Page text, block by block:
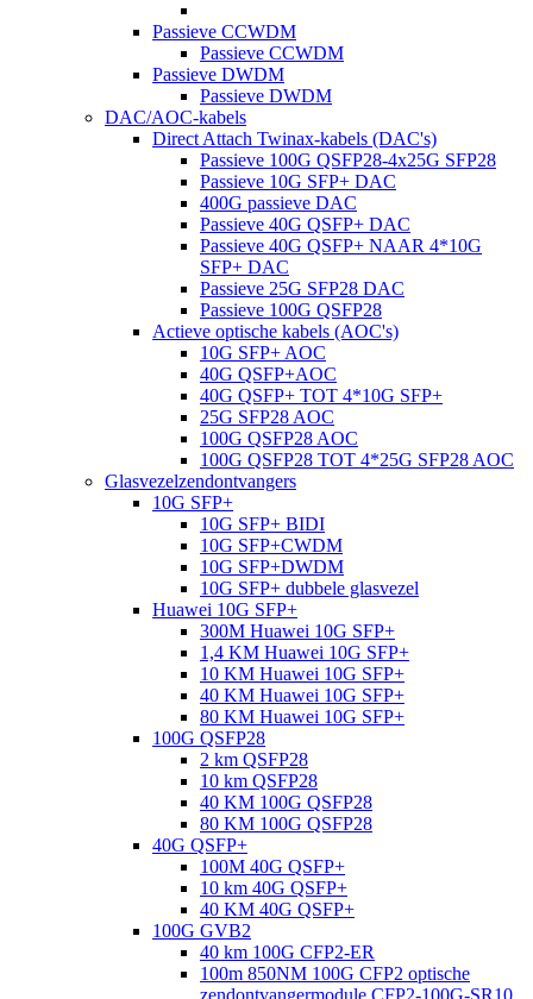
Passieve CCWDM
Passieve CCWDM
Passieve DWDM
Passieve DWDM
DAC/AOC-kabels
Direct Attach Twinax-kabels (DAC's)
Passieve 100G QSFP28-4x25G SFP28
Passieve 10G SFP+ DAC
400G passieve DAC
Passieve 40G QSFP+ DAC
Passieve 40G QSFP+ NAAR 4*10G
SFP+ DAC
Passieve 25G SFP28 DAC
Passieve 100G QSFP28
Actieve optische kabels (AOC's)
10G SFP+ AOC
40G QSFP+AOC
40G QSFP+ TOT 4*10G SFP+
25G SFP28 AOC
100G QSFP28 AOC
100G QSFP28 TOT 4*25G SFP28 AOC
Glasvezelzendontvangers
10G SFP+
10G SFP+ BIDI
10G SFP+CWDM
10G SFP+DWDM
10G SFP+ dubbele glasvezel
Huawei 10G SFP+
300M Huawei 10G SFP+
1,4 KM Huawei 10G SFP+
10 KM Huawei 10G SFP+
40 KM Huawei 10G SFP+
80 KM Huawei 10G SFP+
100G QSFP28
2 km QSFP28
10 km QSFP28
40 KM 100G QSFP28
80 KM 100G QSFP28
40G QSFP+
100M 40G QSFP+
10 km 40G QSFP+
40 KM 40G QSFP+
100G GVB2
40 km 100G CFP2-ER
100m 850NM 100G CFP2 optische
zendontvangermodule CFP2-100G-SR10